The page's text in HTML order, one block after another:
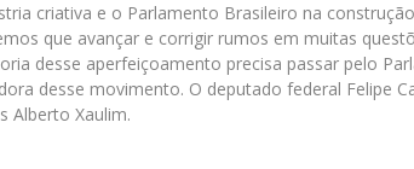
criativa e o Parlamento Brasileiro na
que avançar e corrigir rumos em muitas
desse aperfeiçoamento precisa passar pelo
desse movimento. O deputado federal Felipe
Alberto Xaulim.